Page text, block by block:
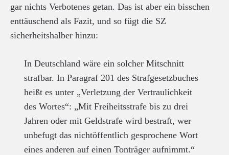
gar nichts Verbotenes getan. Das ist aber ein bisschen
enttäuschend als Fazit, und so fügt die SZ
sicherheitshalber hinzu:
In Deutschland wäre ein solcher Mitschnitt
strafbar. In Paragraf 201 des Strafgesetzbuches
heißt es unter „Verletzung der Vertraulichkeit
des Wortes“: „Mit Freiheitsstrafe bis zu drei
Jahren oder mit Geldstrafe wird bestraft, wer
unbefugt das nichtöffentlich gesprochene Wort
eines anderen auf einen Tonträger aufnimmt.“